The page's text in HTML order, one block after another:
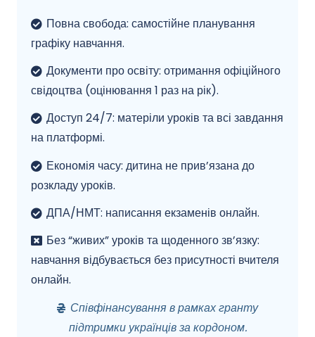
Повна свобода: самостійне планування
графіку навчання.
Документи про освіту: отримання офіційного
свідоцтва (оцінювання 1 раз на рік).
Доступ 24/7: матеріли уроків та всі завдання
на платформі.
Економія часу: дитина не прив’язана до
розкладу уроків.
ДПА/НМТ: написання екзаменів онлайн.
Без “живих” уроків та щоденного зв’язку:
навчання відбувається без присутності вчителя
онлайн.
Співфінансування в рамках гранту
підтримки українців за кордоном.